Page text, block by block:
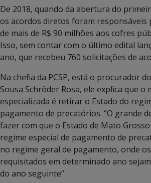
De 2018, quando da abertura do
os acordos diretos foram responsáveis
de mais de R$ 90 milhões aos cofres
Isso, sem contar com o último edital
ano, que recebeu 760 solicitações de
Na chefia da PCSP, está o procurador
Sousa Schröder Rosa, ele explica que o
especializada é retirar o Estado do
pagamento de precatórios. “O grande
fazer com que o Estado de Mato
regime especial de pagamento de
no regime geral de pagamento, onde
requisitados em determinado ano
do ano seguinte”.